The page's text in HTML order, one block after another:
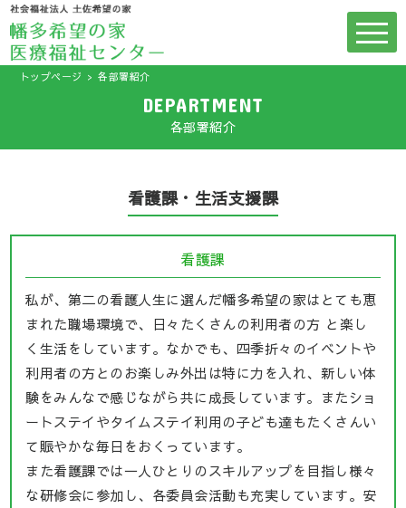
トップページ 各部署紹介
DEPARTMENT
各部署紹介
看護課・生活支援課
看護課
私が、第二の看護人生に選んだ幡多希望の家はとても恵
まれた職場環境で、日々たくさんの利用者の方 と楽し
く生活をしています。なかでも、四季折々のイベントや
利用者の方とのお楽しみ外出は特に力を入れ、新しい体
験をみんなで感じながら共に成長しています。またショ
ートステイやタイムステイ利用の子ども達もたくさんい
て賑やかな毎日をおくっています。
また看護課では一人ひとりのスキルアップを目指し様々
な研修会に参加し、各委員会活動も充実しています。安